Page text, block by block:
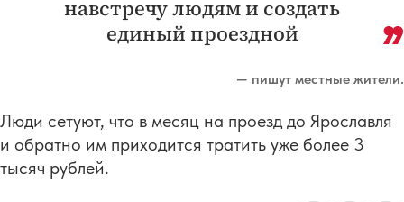
навстречу людям и создать
единый проездной
— пишут местные жители.
Люди сетуют, что в месяц на проезд до Ярославля
и обратно им приходится тратить уже более 3
тысяч рублей.